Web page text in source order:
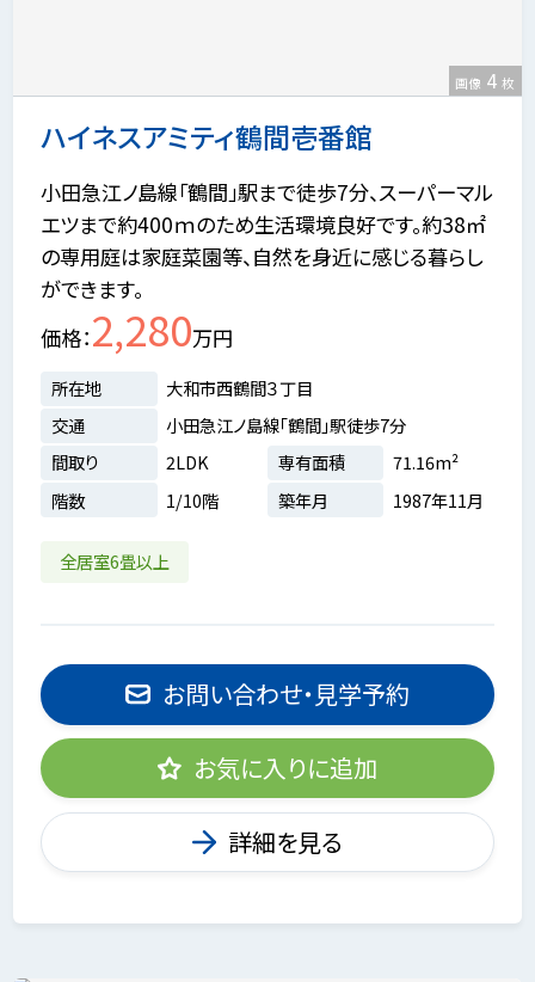
ハイネスアミティ鶴間壱番館
画像 4 枚
小田急江ノ島線「鶴間」駅まで徒歩7分、スーパーマル
エツまで約400ｍのため生活環境良好です。約38㎡
の専用庭は家庭菜園等、自然を身近に感じる暮らし
ができます。
価格 2,280万円
所在地
大和市西鶴間３丁目
交通
小田急江ノ島線「鶴間」駅徒歩7分
間取り
2LDK 専有面積
71.16m²
階数
1/10階 築年月 1987年11月
全居室6畳以上
お問い合わせ・見学予約
お気に入りに追加
詳細を見る